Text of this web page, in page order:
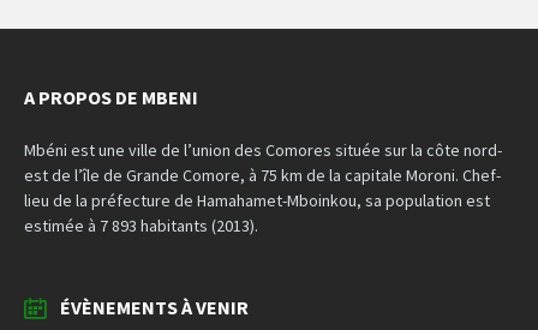
A PROPOS DE MBENI
Mbéni est une ville de l’union des Comores située sur la côte nord-
est de l’île de Grande Comore, à 75 km de la capitale Moroni. Chef-
lieu de la préfecture de Hamahamet-Mboinkou, sa population est
estimée à 7 893 habitants (2013).
ÉVÈNEMENTS À VENIR